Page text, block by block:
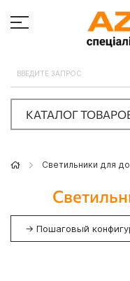
КАТАЛОГ
Светильники для
→ Пошаговый